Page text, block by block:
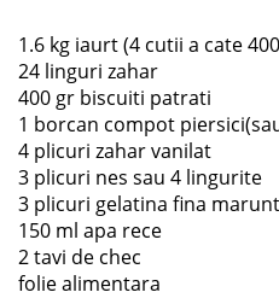
1.6 kg iaurt (4 cutii a cate
24 linguri zahar
400 gr biscuiti patrati
1 borcan compot
4 plicuri zahar vanilat
3 plicuri nes sau 4 lingurite
3 plicuri gelatina fina
150 ml apa rece
2 tavi de chec
folie alimentara